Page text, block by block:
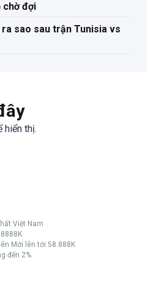
chờ đợi
ra sao sau trận Tunisia vs
hiển thị.
Việt Nam
Mới lên tới 58.888K
đến 2%